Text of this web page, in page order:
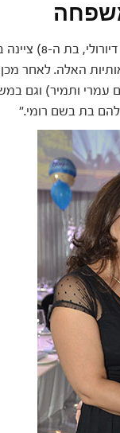
"כשסיפרנו במשפחה על כך שאנחנו
האלה. לאחר
ותמיר) וגם
להם בת בשם רומי."